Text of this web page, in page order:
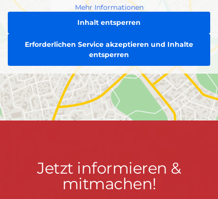
Mehr Informationen
Inhalt entsperren
Erforderlichen Service akzeptieren und Inhalte
entsperren
Jetzt
informieren
Jetzt informieren &
mitmachen!